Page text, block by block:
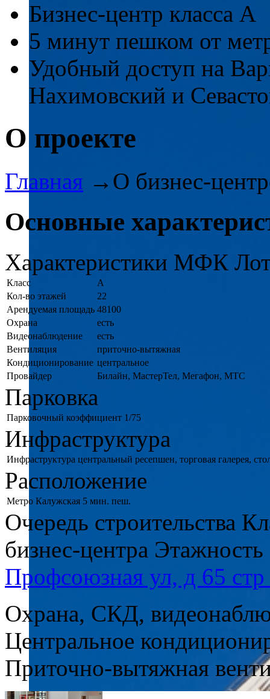
Бизнес-центр класса А
5 минут пешком от
Удобный доступ на
Нахимовский и
О проекте
Главная → О бизнес-
Основные
Характеристики МФК
Класс
A
Кол-во этажей
22
Арендуемая площадь 48100
Охрана
есть
Видеонаблюдение
есть
Вентиляция
приточно-вытяжная
Кондиционирование центральное
Провайдер
Билайн, МастерТел, Мегафон, МТС
Парковка
Парковочный коэффициент 1/75
Инфраструктура
Инфраструктура центральный ресепшен, торговая галерея,
Расположение
Метро Калужская 5 мин. пеш.
Очередь строительства
бизнес-центра Этажность
Профсоюзная ул, д 65 стр
Охрана, СКД,
Центральное
Приточно-вытяжная